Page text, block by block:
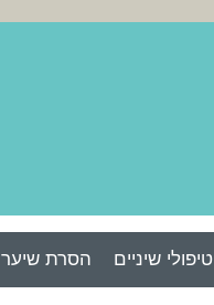
טיפולי שיניים הסרת שיער